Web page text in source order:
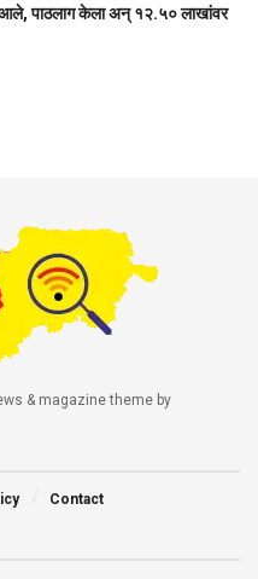
पाठलाग केला अन् १२.५० लाखांवर
& magazine theme by
Contact